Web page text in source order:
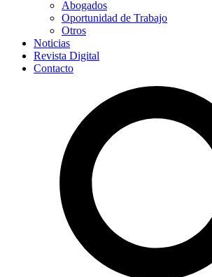
Abogados
Oportunidad de Trabajo
Otros
Noticias
Revista Digital
Contacto